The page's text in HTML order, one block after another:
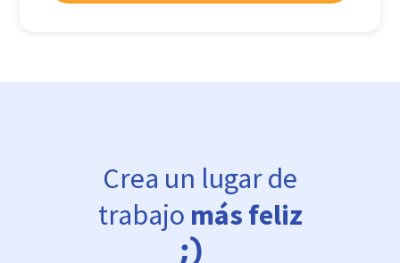
Crea un lugar de
trabajo más feliz